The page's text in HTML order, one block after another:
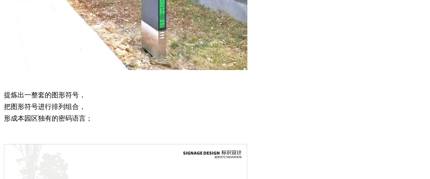
提炼出一整套的图形符号，
把图形符号进行排列组合，
形成本园区独有的密码语言；